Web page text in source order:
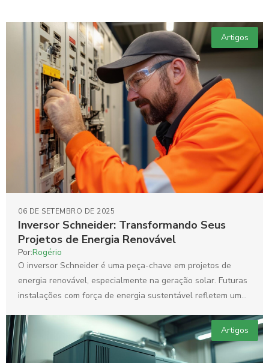
Artigos
Inversor Schneider: Transformando Seus
Projetos de Energia Renovável
06 DE SETEMBRO DE 2025
Por:Rogério
O inversor Schneider é uma peça-chave em projetos de
energia renovável, especialmente na geração solar. Futuras
instalações com força de energia sustentável refletem uma
Artigos